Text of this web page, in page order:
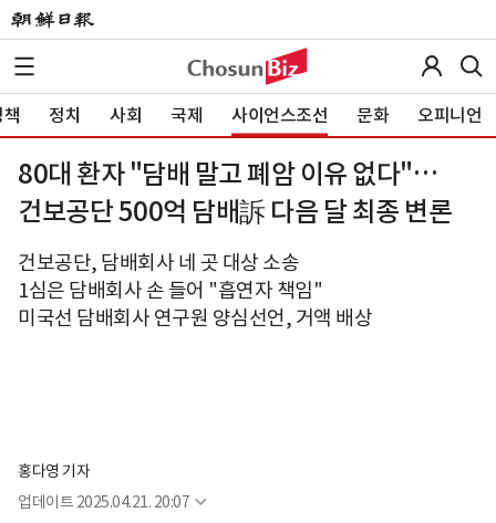
정치 사회 국제 사이언스조선 문화 오피니언
80대 환자 "담배 말고 폐암 이유 없다"…
건보공단 500억 담배訴 다음 달 최종 변론
건보공단, 담배회사 네 곳 대상 소송
1심은 담배회사 손 들어 "흡연자 책임"
미국선 담배회사 연구원 양심선언, 거액 배상
홍다영 기자
업데이트 2025.04.21. 20:07